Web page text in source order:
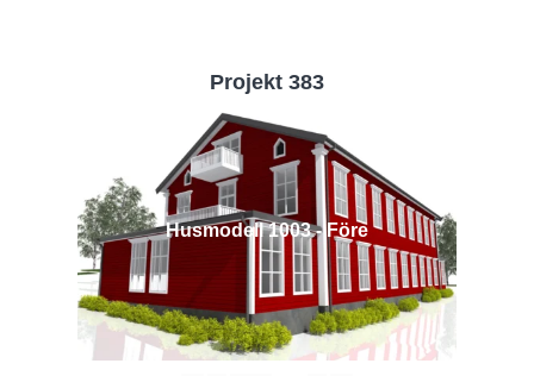
Projekt 383
Husmodell 1003 - Före